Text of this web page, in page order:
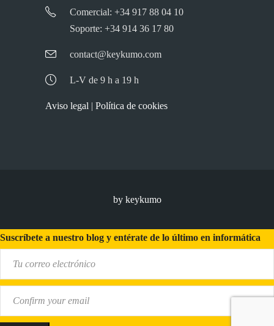
Comercial: +34 917 88 04 10
Soporte: +34 914 36 17 80
contact@keykumo.com
L-V de 9 h a 19 h
Aviso legal | Política de cookies
by keykumo
Suscríbete a nuestro blog y entérate de lo último en informática